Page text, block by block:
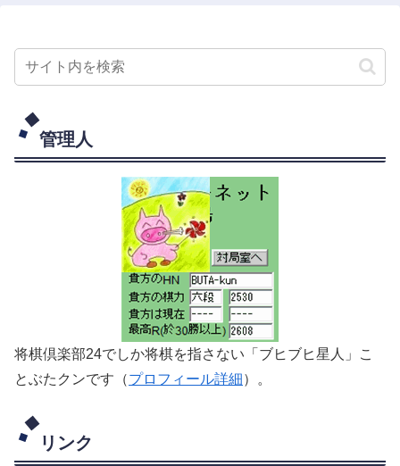
管理人
将棋倶楽部24でしか将棋を指さない「ブヒブヒ星人」こ
とぶたクンです（プロフィール詳細）。
リンク